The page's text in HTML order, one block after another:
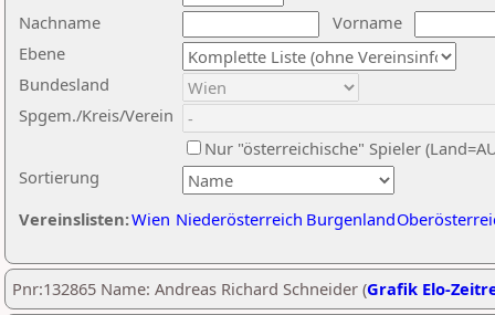
Nachname
Vorname
Ebene
Sortierung
Bundesland
Spgem./Kreis/Verein
Nur "österreichische" Spieler
Vereinslisten:Wien Niederösterreich Burgenland
Pnr:132865 Name: Andreas Richard Schneider (Grafik Elo-